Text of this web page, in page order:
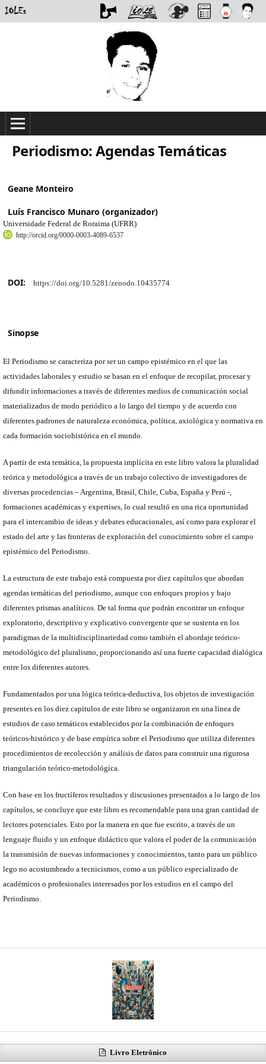
Periodismo: Agendas Temáticas
Geane Monteiro
Luís Francisco Munaro (organizador)
Universidade Federal de Roraima (UFRR)
http://orcid.org/0000-0003-4089-6537
DOI: https://doi.org/10.5281/zenodo.10435774
Sinopse
El Periodismo se caracteriza por ser un campo epistémico en el que las
actividades laborales y estudio se basan en el enfoque de recopilar, procesar y
difundir informaciones a través de diferentes medios de comunicación social
materializados de modo periódico a lo largo del tiempo y de acuerdo con
diferentes padrones de naturaleza económica, política, axiológica y normativa en
cada formación sociohistórica en el mundo.
A partir de esta temática, la propuesta implícita en este libro valora la pluralidad
teórica y metodológica a través de un trabajo colectivo de investigadores de
diversas procedencias – Argentina, Brasil, Chile, Cuba, España y Perú -,
formaciones académicas y expertises, lo cual resultó en una rica oportunidad
para el intercambio de ideas y debates educacionales, así como para explorar el
estado del arte y las fronteras de exploración del conocimiento sobre el campo
epistémico del Periodismo.
La estructura de este trabajo está compuesta por diez capítulos que abordan
agendas temáticas del periodismo, aunque con enfoques propios y bajo
diferentes prismas analíticos. De tal forma que podrán encontrar un enfoque
exploratorio, descriptivo y explicativo convergente que se sustenta en los
paradigmas de la multidisciplinariedad como también el abordaje teórico-
metodológico del pluralismo, proporcionando así una fuerte capacidad dialógica
entre los diferentes autores.
Fundamentados por una lógica teórica-deductiva, los objetos de investigación
presentes en los diez capítulos de este libro se organizaron en una línea de
estudios de caso temáticos establecidos por la combinación de enfoques
teóricos-histórico y de base empírica sobre el Periodismo que utiliza diferentes
procedimientos de recolección y análisis de datos para construir una rigurosa
triangulación teórico-metodológica.
Con base en los fructíferos resultados y discusiones presentados a lo largo de los
capítulos, se concluye que este libro es recomendable para una gran cantidad de
lectores potenciales. Esto por la manera en que fue escrito, a través de un
lenguaje fluido y un enfoque didáctico que valora el poder de la comunicación
la transmisión de nuevas informaciones y conocimientos, tanto para un público
lego no acostumbrado a tecnicismos, como a un público especializado de
académicos o profesionales interesados por los estudios en el campo del
Periodismo.
Livro Eletrônico